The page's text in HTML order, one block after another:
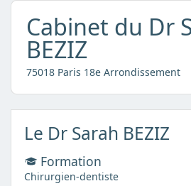
Cabinet du Dr
BEZIZ
75018 Paris 18e Arrondissement
Le Dr Sarah BEZIZ
Formation
Chirurgien-dentiste